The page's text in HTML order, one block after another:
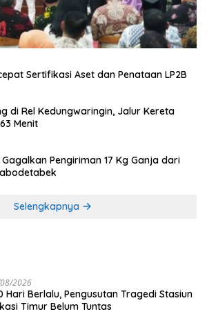
Sertifikasi Aset dan Penataan LP2B
di Rel Kedungwaringin, Jalur Kereta
Menit
Pengiriman 17 Kg Ganja dari
Selengkapnya
2026
Hari Berlalu, Pengusutan Tragedi Stasiun
Timur Belum Tuntas